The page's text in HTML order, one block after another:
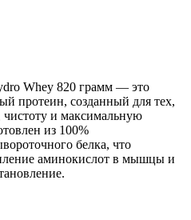
Whey 820 грамм — это
протеин, созданный для тех,
чистоту и максимальную
из 100%
белка, что
аминокислот в мышцы и